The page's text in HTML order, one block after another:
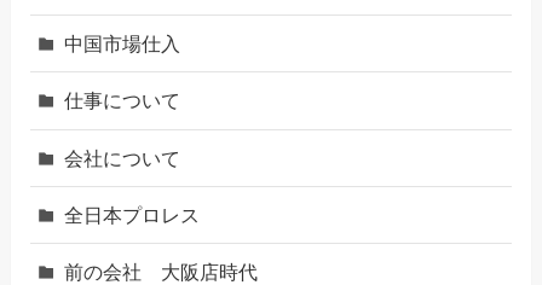
中国市場仕入
仕事について
会社について
全日本プロレス
前の会社 大阪店時代